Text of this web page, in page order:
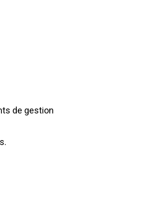
de gestion